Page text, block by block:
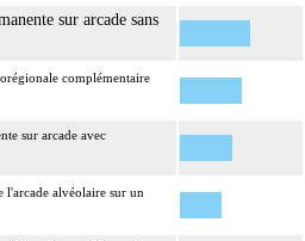
sur arcade sans
complémentaire
sur arcade avec
l'arcade alvéolaire sur un